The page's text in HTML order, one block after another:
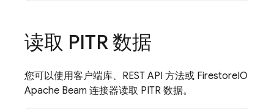
读取 PITR 数据
您可以使用客户端库、REST API 方法或 FirestoreIO
Apache Beam 连接器读取 PITR 数据。